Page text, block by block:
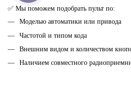
✅ Мы поможем подобрать пульт по:
Моделью автоматики или привода
Частотой и типом кода
Внешним видом и количеством
Наличием совместного